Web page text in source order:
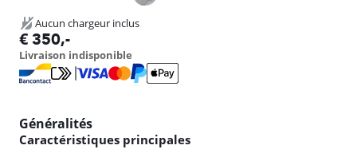
Aucun chargeur inclus
€ 350,-
Livraison indisponible
Généralités
Caractéristiques principales